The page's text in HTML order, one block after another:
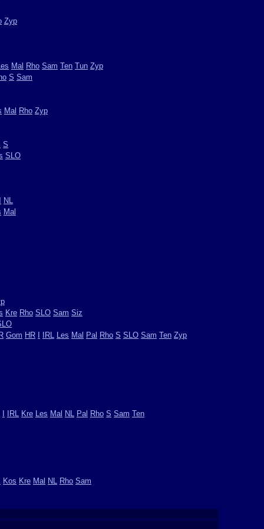
Zyp
Mal Rho Sam Ten Tun Zyp
S Sam
Mal Rho Zyp
S
SLO
NL
Mal
Kre Rho SLO Sam Siz
Gom HR IRL Les Mal Pal Rho S SLO Sam Ten Zyp
IRL Kre Les Mal NL Pal Rho S Sam Ten
Kos Kre Mal NL Rho Sam